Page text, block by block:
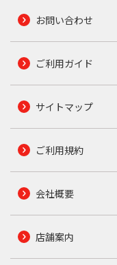
お問い合わせ
ご利用ガイド
サイトマップ
ご利用規約
会社概要
店舗案内